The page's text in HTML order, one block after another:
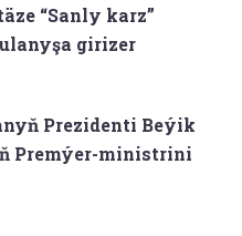
“Sanly karz”
girizer
Prezidenti Beýik
Premýer-ministrini